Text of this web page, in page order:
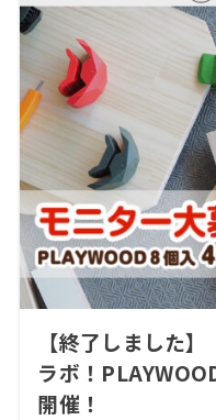
【終了しました
ラボ！
開催！